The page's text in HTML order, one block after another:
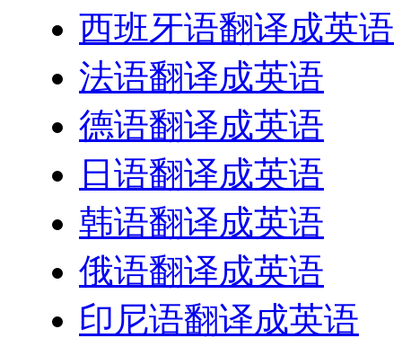
西班牙语翻译成英语
法语翻译成英语
德语翻译成英语
日语翻译成英语
韩语翻译成英语
俄语翻译成英语
印尼语翻译成英语